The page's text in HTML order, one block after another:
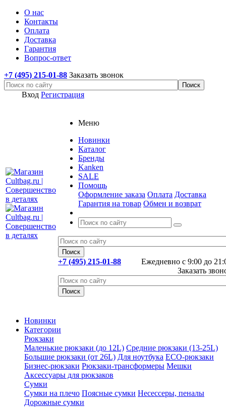
О нас
Контакты
Оплата
Доставка
Гарантия
Вопрос-ответ
+7 (495) 215-01-88 Заказать звонок
Вход Регистрация
Меню
Новинки
Каталог
Бренды
Kanken
SALE
Помощь
Оформление заказа Оплата Доставка
Гарантия на товар Обмен и возврат
Ежедневно с 9:00 до
+7 (495) 215-01-88
Заказать
Новинки
Категории
Рюкзаки
Маленькие рюкзаки (до 12L) Средние рюкзаки (13-25L)
Большие рюкзаки (от 26L) Для ноутбука ECO-рюкзаки
Бизнес-рюкзаки Рюкзаки-трансформеры Мешки
Аксессуары для рюкзаков
Сумки
Сумки на плечо Поясные сумки Несессеры, пеналы
Дорожные сумки